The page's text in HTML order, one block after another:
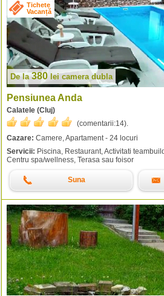
Tichete
Vacanță
De la380 leicamera dubla
Pensiunea Anda
Calatele (Cluj)
(comentarii:14).
Cazare: Camere, Apartament - 24 locuri
Servicii: Piscina, Restaurant, Activitati
Centru spa/wellness, Terasa sau foisor
Suna